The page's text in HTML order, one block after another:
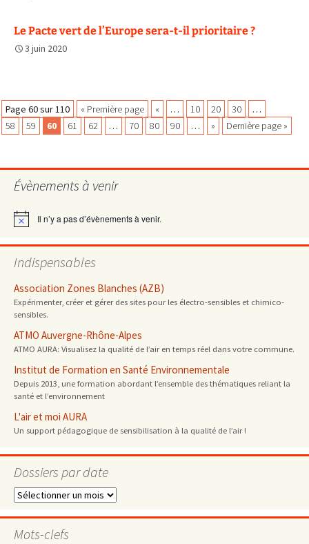
Le Pacte vert de l’Europe sera-t-il prioritaire ?
3 juin 2020
Navigation
des
articles
Page 60 sur 110 « Première page « … 10 20 30
…
58
59 60 61 62 … 70 80 90 … » Dernière page »
Évènements à venir
Notice Il n’y a pas d’évènements à venir.
Indispensables
Association Zones Blanches (AZB)
Expérimenter, créer et gérer des sites pour les électro-sensibles et chimico-
sensibles.
ATMO Auvergne-Rhône-Alpes
ATMO AURA: Visualisez la qualité de l’air en temps réel dans votre commune.
Institut de Formation en Santé Environnementale
Depuis 2013, une formation abordant l’ensemble des thématiques reliant la
santé et l’environnement
L'air et moi AURA
Un support pédagogique de sensibilisation à la qualité de l’air !
Dossiers par date
Dossiers
date
Mots-clefs